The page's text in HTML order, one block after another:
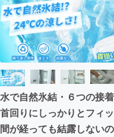
テクノロジー
映像・映画
ビジネス・起
まちづくり・
水で自然氷結・６つの接着
首回りにしっかりとフィ
間が経っても結露しない